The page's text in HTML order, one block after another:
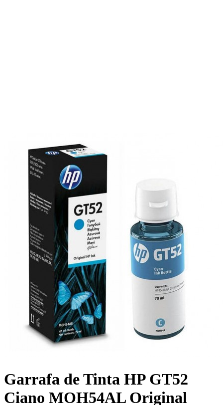
Garrafa de Tinta HP GT52
Ciano MOH54AL Original